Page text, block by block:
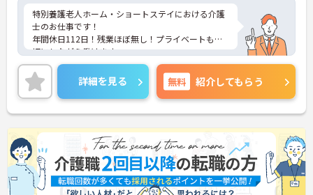
特別養護老人ホーム・ショートステイにおける介護
士のお仕事です！
年間休日112日！残業ほぼ無し！プライベートも大
切にしながら働けます。
ご興味ある方には、面接のポイントなど、さらに詳
細をお話致しますのでお気軽にご相談ください。
詳細を見る 無料 紹介してもらう